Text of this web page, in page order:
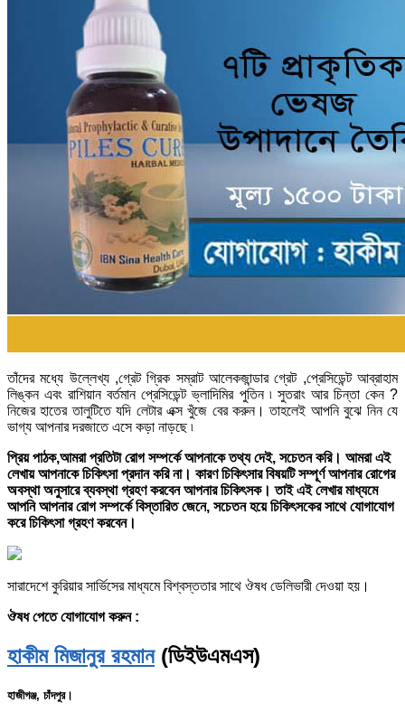
তাঁদের মধ্যে উল্লেখ্য ,গ্রেট গ্রিক সম্রাট আলেকজান্ডার গ্রেট ,প্রেসিডেন্ট আব্রাহাম
লিঙ্কন এবং রাশিয়ান বর্তমান প্রেসিডেন্ট ভ্লাদিমির পুতিন ৷ সুতরাং আর চিন্তা কেন ?
নিজের হাতের তালুটিতে যদি লেটার এক্স খুঁজে বের করুন। তাহলেই আপনি বুঝে নিন যে
ভাগ্য আপনার দরজাতে এসে কড়া নাড়ছে ৷
প্রিয় পাঠক,আমরা প্রতিটা রোগ সম্পর্কে আপনাকে তথ্য দেই, সচেতন করি। আমরা এই
লেখায় আপনাকে চিকিৎসা প্রদান করি না। কারণ চিকিৎসার বিষয়টি সম্পূর্ণ আপনার রোগের
অবস্থা অনুসারে ব্যবস্থা গ্রহণ করবেন আপনার চিকিৎসক। তাই এই লেখার মাধ্যমে
আপনি আপনার রোগ সম্পর্কে বিস্তারিত জেনে, সচেতন হয়ে চিকিৎসকের সাথে যোগাযোগ
করে চিকিৎসা গ্রহণ করবেন।
সারাদেশে কুরিয়ার সার্ভিসের মাধ্যমে বিশ্বস্ততার সাথে ঔষধ ডেলিভারী দেওয়া হয়।
ঔষধ পেতে যোগাযোগ করুন :
হাকীম মিজানুর রহমান(ডিইউএমএস)
হাজীগঞ্জ, চাঁদপুর।